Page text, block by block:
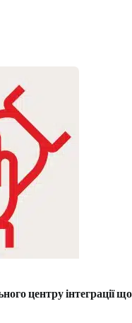
центру інтеграції